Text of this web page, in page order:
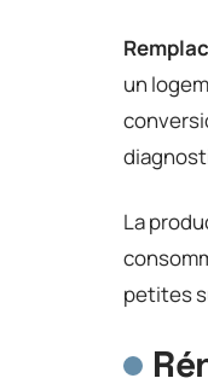
un
La
petites